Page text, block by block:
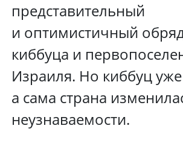
представительный
и оптимистичный
киббуца и
Израиля. Но киббуц уже
а сама страна
неузнаваемости.